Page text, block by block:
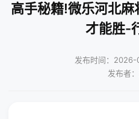
高手秘籍!微乐河北麻
才能胜-
发布时间：
发布者